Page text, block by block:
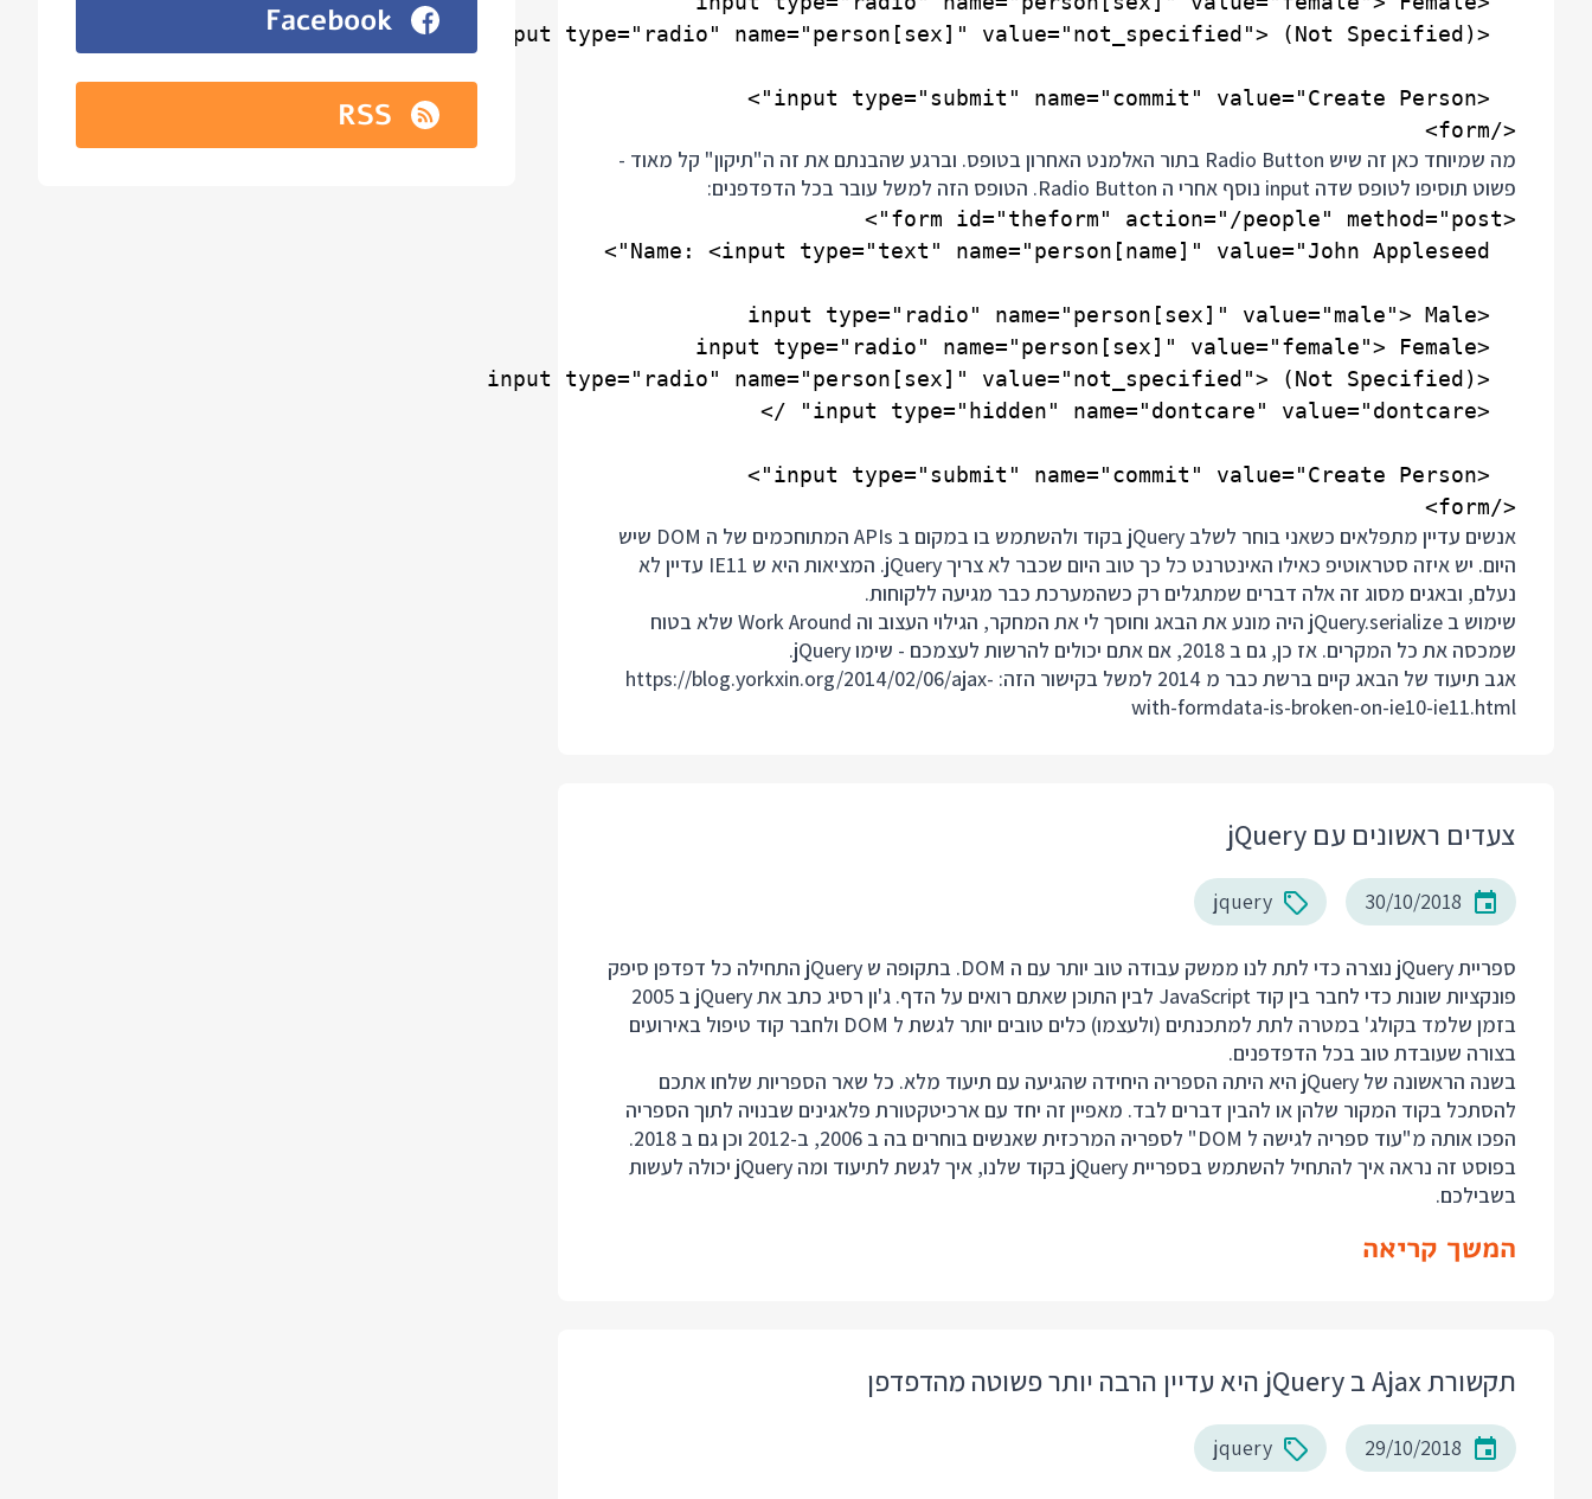
</form>
מה שמיוחד כאן זה שיש Radio Button בתור האלמנט האחרון בטופס. וברגע שהבנתם את זה ה"תיקון" קל מאוד -
פשוט תוסיפו לטופס שדה input נוסף אחרי ה Radio Button. הטופס הזה למשל עובר בכל הדפדפנים:
</form>
אנשים עדיין מתפלאים כשאני בוחר לשלב jQuery בקוד ולהשתמש בו במקום ב APIs המתוחכמים של ה DOM שיש
היום. יש איזה סטראוטיפ כאילו האינטרנט כל כך טוב היום שכבר לא צריך jQuery. המציאות היא ש IE11 עדיין לא
נעלם, ובאגים מסוג זה אלה דברים שמתגלים רק כשהמערכת כבר מגיעה ללקוחות.
שימוש ב jQuery.serialize היה מונע את הבאג וחוסך לי את המחקר, הגילוי העצוב וה Work Around שלא בטוח
שמכסה את כל המקרים. אז כן, גם ב 2018, אם אתם יכולים להרשות לעצמכם - שימו jQuery.
אגב תיעוד של הבאג קיים ברשת כבר מ 2014 למשל בקישור הזה:
https://blog.yorkxin.org/2014/02/06/ajax-
with-formdata-is-broken-on-ie10-ie11.html
צעדים ראשונים עם jQuery
30/10/2018
jquery
ספריית jQuery נוצרה כדי לתת לנו ממשק עבודה טוב יותר עם ה DOM. בתקופה ש jQuery התחילה כל דפדפן סיפק
פונקציות שונות כדי לחבר בין קוד JavaScript לבין התוכן שאתם רואים על הדף. ג'ון רסיג כתב את jQuery ב 2005
בזמן שלמד בקולג' במטרה לתת למתכנתים (ולעצמו) כלים טובים יותר לגשת ל DOM ולחבר קוד טיפול באירועים
בצורה שעובדת טוב בכל הדפדפנים.
בשנה הראשונה של jQuery היא היתה הספריה היחידה שהגיעה עם תיעוד מלא. כל שאר הספריות שלחו אתכם
להסתכל בקוד המקור שלהן או להבין דברים לבד. מאפיין זה יחד עם ארכיטקטורת פלאגינים שבנויה לתוך הספריה
הפכו אותה מ"עוד ספריה לגישה ל DOM" לספריה המרכזית שאנשים בוחרים בה ב 2006, ב-2012 וכן גם ב 2018.
בפוסט זה נראה איך להתחיל להשתמש בספריית jQuery בקוד שלנו, איך לגשת לתיעוד ומה jQuery יכולה לעשות
בשבילכם.
המשך קריאה
תקשורת Ajax ב jQuery היא עדיין הרבה יותר פשוטה מהדפדפן
29/10/2018
jquery
Facebook
RSS